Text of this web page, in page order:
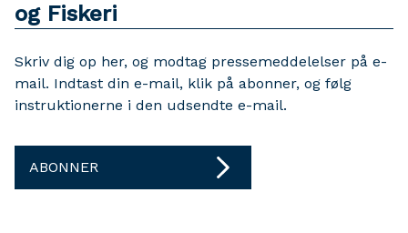
og Fiskeri
Skriv dig op her, og modtag pressemeddelelser på e-
mail. Indtast din e-mail, klik på abonner, og følg
instruktionerne i den udsendte e-mail.
ABONNER